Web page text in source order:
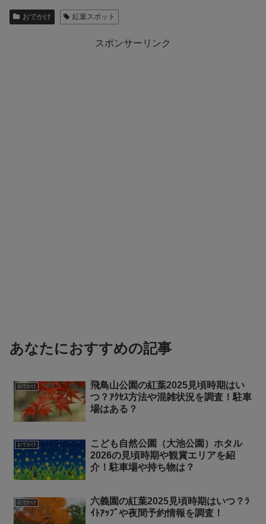
おでかけ 紅葉スポット
スポンサーリンク
あなたにおすすめの記事
おでかけ
飛鳥山公園の紅葉2025見頃時期はい
つ？ｱｸｾｽ方法や混雑状況を調査！駐車
場はある？
おでかけ
こども自然公園（大池公園）ホタル
2026の見頃時期や観賞エリアを紹
介！駐車場や持ち物は？
おでかけ
六義園の紅葉2025見頃時期はいつ？ﾗ
ｲﾄｱｯﾌﾟや夜間予約情報を調査！